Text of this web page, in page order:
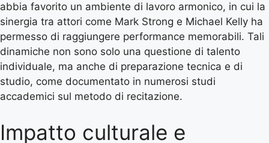
abbia favorito un ambiente di lavoro armonico, in cui la
sinergia tra attori come Mark Strong e Michael Kelly ha
permesso di raggiungere performance memorabili. Tali
dinamiche non sono solo una questione di talento
individuale, ma anche di preparazione tecnica e di
studio, come documentato in numerosi studi
accademici sul metodo di recitazione.
Impatto culturale e